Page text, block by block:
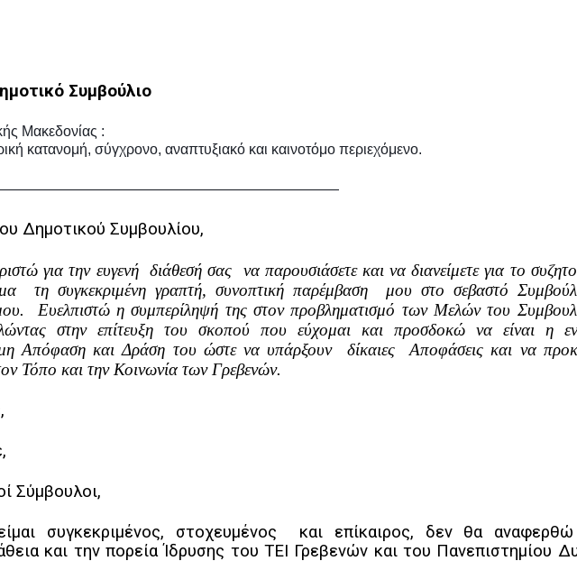
Συμβούλιο
Μακεδονίας :
κατανομή, σύγχρονο, αναπτυξιακό και καινοτόμο περιεχόμενο.
Δημοτικού Συμβουλίου,
για την ευγενή διάθεσή σας να παρουσιάσετε και να διανείμετε για το
τη συγκεκριμένη γραπτή, συνοπτική παρέμβαση μου στο σεβαστό
μου. Ευελπιστώ η συμπερίληψή της στον προβληματισμό των Μελών του
στην επίτευξη του σκοπού που εύχομαι και προσδοκώ να είναι η
Απόφαση και Δράση του ώστε να υπάρξουν δίκαιες Αποφάσεις και να
τον Τόπο και την Κοινωνία των Γρεβενών.
Σύμβουλοι,
συγκεκριμένος, στοχευμένος και επίκαιρος, δεν θα
και την πορεία Ίδρυσης του ΤΕΙ Γρεβενών και του Πανεπιστημίου